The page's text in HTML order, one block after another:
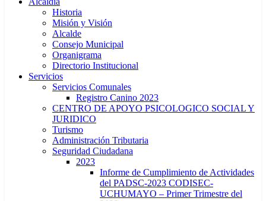
Historia
Misión y Visión
Alcalde
Consejo Municipal
Organigrama
Directorio Institucional
Servicios
Servicios Comunales
Registro Canino 2023
CENTRO DE APOYO PSICOLOGICO SOCIAL Y
JURIDICO
Turismo
Administración Tributaria
Seguridad Ciudadana
2023
Informe de Cumplimiento de Actividades
del PADSC-2023 CODISEC-
UCHUMAYO – Primer Trimestre del